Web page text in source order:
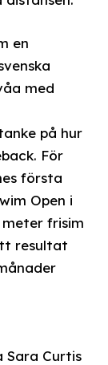
en
med
på hur
För
första
Open i
frisim
resultat
Sara Curtis